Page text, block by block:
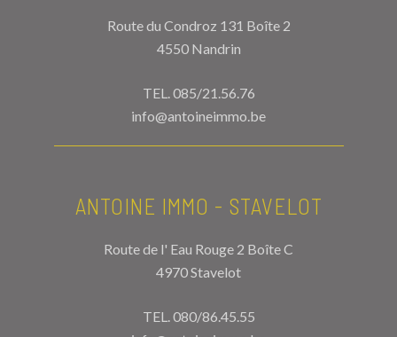
Route du Condroz 131 Boîte 2
4550 Nandrin
TEL.085/21.56.76
info@antoineimmo.be
ANTOINE IMMO - STAVELOT
Route de l' Eau Rouge 2 Boîte C
4970 Stavelot
TEL.080/86.45.55